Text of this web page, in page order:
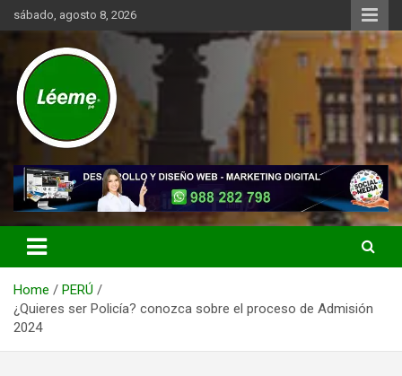
Skip
to
sábado, agosto 8, 2026
Léeme.pe
Noticias de actualidad del mundo distrital, vecinal, municipal y de
negocios a nivel de Lima Metropolitana, sin descuidar las noticias
de alcance nacional.
Home
PERÚ
¿Quieres ser Policía? conozca sobre el proceso de Admisión
2024